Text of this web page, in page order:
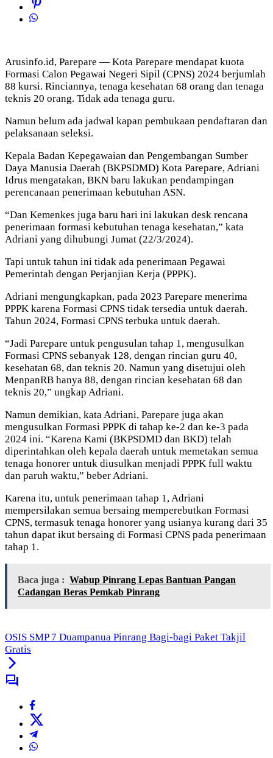
Arusinfo.id, Parepare — Kota Parepare mendapat kuota
Formasi Calon Pegawai Negeri Sipil (CPNS) 2024 berjumlah
88 kursi. Rinciannya, tenaga kesehatan 68 orang dan tenaga
teknis 20 orang. Tidak ada tenaga guru.
Namun belum ada jadwal kapan pembukaan pendaftaran dan
pelaksanaan seleksi.
Kepala Badan Kepegawaian dan Pengembangan Sumber
Daya Manusia Daerah (BKPSDMD) Kota Parepare, Adriani
Idrus mengatakan, BKN baru lakukan pendampingan
perencanaan penerimaan kebutuhan ASN.
“Dan Kemenkes juga baru hari ini lakukan desk rencana
penerimaan formasi kebutuhan tenaga kesehatan,” kata
Adriani yang dihubungi Jumat (22/3/2024).
Tapi untuk tahun ini tidak ada penerimaan Pegawai
Pemerintah dengan Perjanjian Kerja (PPPK).
Adriani mengungkapkan, pada 2023 Parepare menerima
PPPK karena Formasi CPNS tidak tersedia untuk daerah.
Tahun 2024, Formasi CPNS terbuka untuk daerah.
“Jadi Parepare untuk pengusulan tahap 1, mengusulkan
Formasi CPNS sebanyak 128, dengan rincian guru 40,
kesehatan 68, dan teknis 20. Namun yang disetujui oleh
MenpanRB hanya 88, dengan rincian kesehatan 68 dan
teknis 20,” ungkap Adriani.
Namun demikian, kata Adriani, Parepare juga akan
mengusulkan Formasi PPPK di tahap ke-2 dan ke-3 pada
2024 ini. “Karena Kami (BKPSDMD dan BKD) telah
diperintahkan oleh kepala daerah untuk memetakan semua
tenaga honorer untuk diusulkan menjadi PPPK full waktu
dan paruh waktu,” beber Adriani.
Karena itu, untuk penerimaan tahap 1, Adriani
mempersilakan semua bersaing memperebutkan Formasi
CPNS, termasuk tenaga honorer yang usianya kurang dari 35
tahun dapat ikut bersaing di Formasi CPNS pada penerimaan
tahap 1.
Baca juga : Wabup Pinrang Lepas Bantuan Pangan
Cadangan Beras Pemkab Pinrang
OSIS SMP 7 Duampanua Pinrang Bagi-bagi Paket Takjil
Gratis